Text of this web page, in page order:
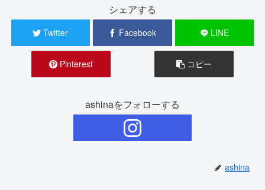
シェアする
Twitter Facebook LINE
Pinterest コピー
ashinaをフォローする
ashina